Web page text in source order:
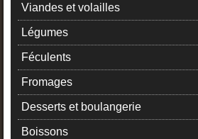
Viandes et volailles
Légumes
Féculents
Fromages
Desserts et boulangerie
Boissons